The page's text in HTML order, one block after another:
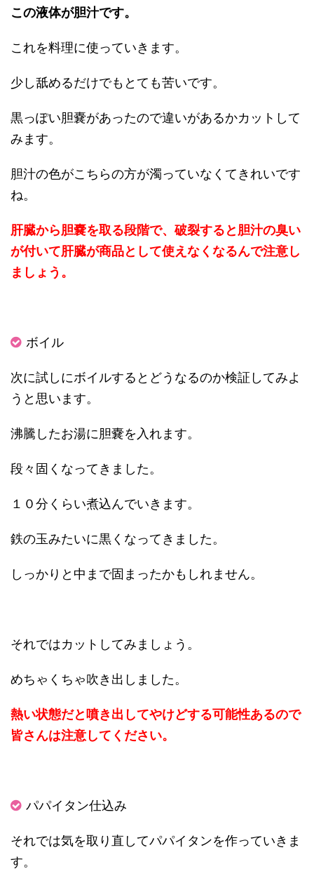
この液体が胆汁です。
これを料理に使っていきます。
少し舐めるだけでもとても苦いです。
黒っぽい胆嚢があったので違いがあるかカットして
みます。
胆汁の色がこちらの方が濁っていなくてきれいです
ね。
肝臓から胆嚢を取る段階で、破裂すると胆汁の臭い
が付いて肝臓が商品として使えなくなるんで注意し
ましょう。
ボイル
次に試しにボイルするとどうなるのか検証してみよ
うと思います。
沸騰したお湯に胆嚢を入れます。
段々固くなってきました。
１０分くらい煮込んでいきます。
鉄の玉みたいに黒くなってきました。
しっかりと中まで固まったかもしれません。
それではカットしてみましょう。
めちゃくちゃ吹き出しました。
熱い状態だと噴き出してやけどする可能性あるので
皆さんは注意してください。
パパイタン仕込み
それでは気を取り直してパパイタンを作っていきま
す。